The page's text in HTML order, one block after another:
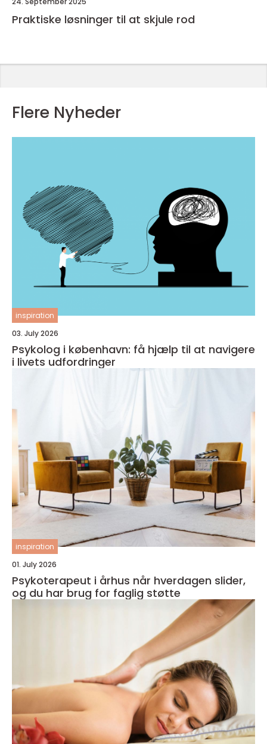
Praktiske løsninger til at skjule rod
Flere Nyheder
inspiration
03. July 2026
Psykolog i københavn: få hjælp til at navigere
i livets udfordringer
inspiration
01. July 2026
Psykoterapeut i århus når hverdagen slider,
og du har brug for faglig støtte